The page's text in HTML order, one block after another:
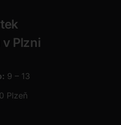
Plzni
9 – 13
Plzeň